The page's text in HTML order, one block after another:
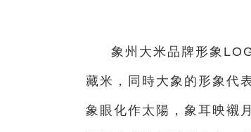
象州大米品牌形象
藏米，同時大象的形象代
象眼化作太陽，象耳映襯